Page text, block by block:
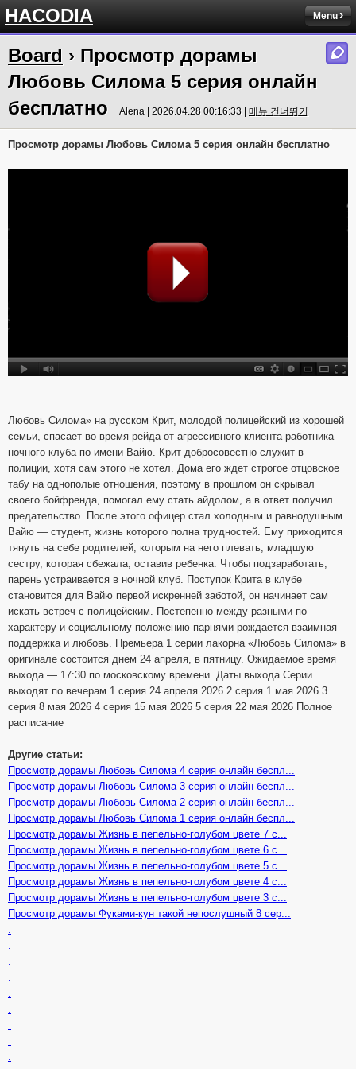
HACODIA Menu
Board › Просмотр дорамы
Любовь Силома 5 серия онлайн
бесплатно
Alena | 2026.04.28 00:16:33 | 메뉴 건너뛰기
Просмотр дорамы Любовь Силома 5 серия онлайн бесплатно
Любовь Силома» на русском Крит, молодой полицейский из хорошей
семьи, спасает во время рейда от агрессивного клиента работника
ночного клуба по имени Вайю. Крит добросовестно служит в
полиции, хотя сам этого не хотел. Дома его ждет строгое отцовское
табу на однополые отношения, поэтому в прошлом он скрывал
своего бойфренда, помогал ему стать айдолом, а в ответ получил
предательство. После этого офицер стал холодным и равнодушным.
Вайю — студент, жизнь которого полна трудностей. Ему приходится
тянуть на себе родителей, которым на него плевать; младшую
сестру, которая сбежала, оставив ребенка. Чтобы подзаработать,
парень устраивается в ночной клуб. Поступок Крита в клубе
становится для Вайю первой искренней заботой, он начинает сам
искать встреч с полицейским. Постепенно между разными по
характеру и социальному положению парнями рождается взаимная
поддержка и любовь. Премьера 1 серии лакорна «Любовь Силома» в
оригинале состоится днем 24 апреля, в пятницу. Ожидаемое время
выхода — 17:30 по московскому времени. Даты выхода Серии
выходят по вечерам 1 серия 24 апреля 2026 2 серия 1 мая 2026 3
серия 8 мая 2026 4 серия 15 мая 2026 5 серия 22 мая 2026 Полное
расписание
Другие статьи:
Просмотр дорамы Любовь Силома 4 серия онлайн беспл...
Просмотр дорамы Любовь Силома 3 серия онлайн беспл...
Просмотр дорамы Любовь Силома 2 серия онлайн беспл...
Просмотр дорамы Любовь Силома 1 серия онлайн беспл...
Просмотр дорамы Жизнь в пепельно-голубом цвете 7 с...
Просмотр дорамы Жизнь в пепельно-голубом цвете 6 с...
Просмотр дорамы Жизнь в пепельно-голубом цвете 5 с...
Просмотр дорамы Жизнь в пепельно-голубом цвете 4 с...
Просмотр дорамы Жизнь в пепельно-голубом цвете 3 с...
Просмотр дорамы Фуками-кун такой непослушный 8 сер...
.
.
.
.
.
.
.
.
.